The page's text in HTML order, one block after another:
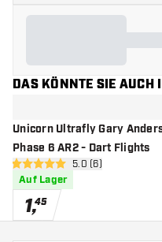
DAS KÖNNTE SIE AUCH
Unicorn Ultrafly Gary
Phase 6 AR2 - Dart Flights
5 Bewertungssterne
5.0 (6)
Auf Lager
1,45